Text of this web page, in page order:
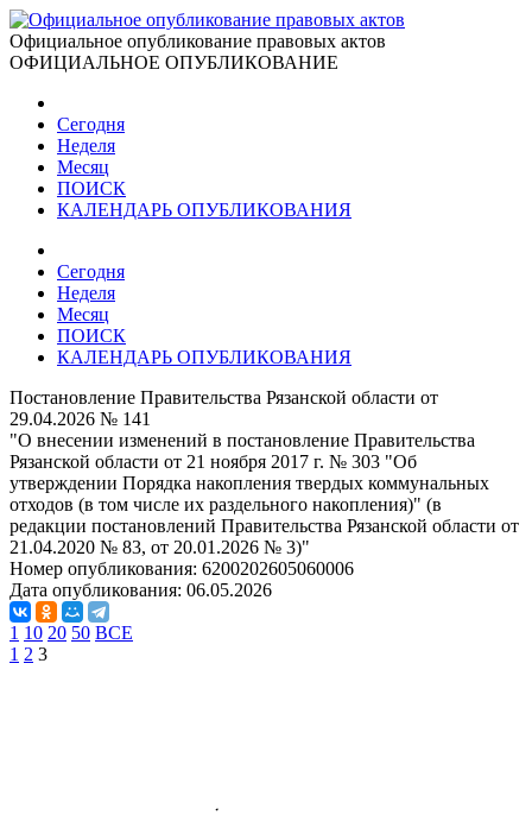
Официальное опубликование правовых актов
ОФИЦИАЛЬНОЕ ОПУБЛИКОВАНИЕ
Сегодня
Неделя
Месяц
ПОИСК
КАЛЕНДАРЬ ОПУБЛИКОВАНИЯ
Сегодня
Неделя
Месяц
ПОИСК
КАЛЕНДАРЬ ОПУБЛИКОВАНИЯ
Постановление Правительства Рязанской области от
29.04.2026 № 141
"О внесении изменений в постановление Правительства
Рязанской области от 21 ноября 2017 г. № 303 "Об
утверждении Порядка накопления твердых коммунальных
отходов (в том числе их раздельного накопления)" (в
редакции постановлений Правительства Рязанской области от
21.04.2020 № 83, от 20.01.2026 № 3)"
Номер опубликования: 6200202605060006
Дата опубликования: 06.05.2026
1 10 20 50 ВСЕ
1 2 3